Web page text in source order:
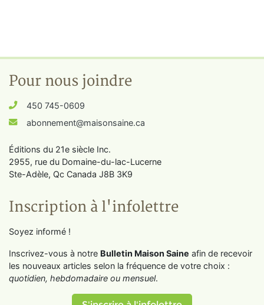
Pour nous joindre
450 745-0609
abonnement@maisonsaine.ca
Éditions du 21e siècle Inc.
2955, rue du Domaine-du-lac-Lucerne
Ste-Adèle, Qc Canada J8B 3K9
Inscription à l'infolettre
Soyez informé !
Inscrivez-vous à notre Bulletin Maison Saine afin de recevoir
les nouveaux articles selon la fréquence de votre choix :
quotidien, hebdomadaire ou mensuel.